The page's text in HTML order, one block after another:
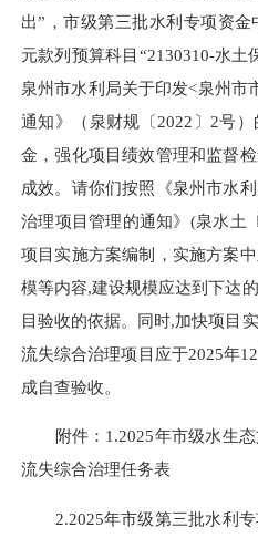
出”，市级第三批水利专项资
元款列预算科目“2130310-水
泉州市水利局关于印发<泉州市
通知》（泉财规〔2022〕2号
金，强化项目绩效管理和监督
成效。请你们按照《泉州市水
治理项目管理的通知》 (泉水土
项目实施方案编制，实施方案
模等内容,建设规模应达到下达
目验收的依据。同时,加快项目
流失综合治理项目应于2025年
成自查验收。
附件：1.2025年市级水生态
流失综合治理任务表
2.2025年市级第三批水利专